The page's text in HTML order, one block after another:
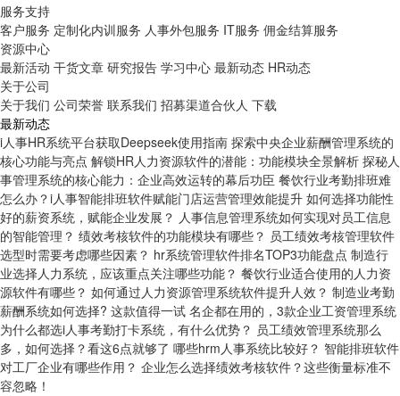
服务支持
客户服务 定制化内训服务 人事外包服务 IT服务 佣金结算服务
资源中心
最新活动 干货文章 研究报告 学习中心 最新动态 HR动态
关于公司
关于我们 公司荣誉 联系我们 招募渠道合伙人 下载
最新动态
i人事HR系统平台获取Deepseek使用指南 探索中央企业薪酬管理系统的
核心功能与亮点 解锁HR人力资源软件的潜能：功能模块全景解析 探秘人
事管理系统的核心能力：企业高效运转的幕后功臣 餐饮行业考勤排班难
怎么办？i人事智能排班软件赋能门店运营管理效能提升 如何选择功能性
好的薪资系统，赋能企业发展？ 人事信息管理系统如何实现对员工信息
的智能管理？ 绩效考核软件的功能模块有哪些？ 员工绩效考核管理软件
选型时需要考虑哪些因素？ hr系统管理软件排名TOP3功能盘点 制造行
业选择人力系统，应该重点关注哪些功能？ 餐饮行业适合使用的人力资
源软件有哪些？ 如何通过人力资源管理系统软件提升人效？ 制造业考勤
薪酬系统如何选择? 这款值得一试 名企都在用的，3款企业工资管理系统
为什么都选i人事考勤打卡系统，有什么优势？ 员工绩效管理系统那么
多，如何选择？看这6点就够了 哪些hrm人事系统比较好？ 智能排班软件
对工厂企业有哪些作用？ 企业怎么选择绩效考核软件？这些衡量标准不
容忽略！